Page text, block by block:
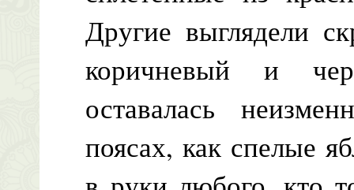
Другие выглядели
коричневый и
оставалась
поясах, как спелые